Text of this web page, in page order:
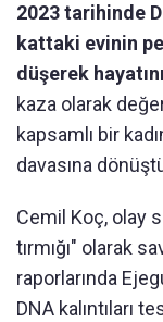
2023 tarihinde
kattaki evinin
düşerek
kaza olarak
kapsamlı bir
davasına
Cemil Koç, olay
tırmığı" olarak
raporlarında
DNA kalıntıları